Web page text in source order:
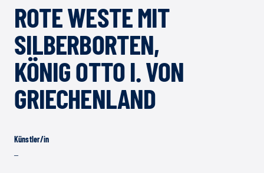
ROTE WESTE MIT
SILBERBORTEN,
KÖNIG OTTO I. VON
GRIECHENLAND
Künstler/in
–